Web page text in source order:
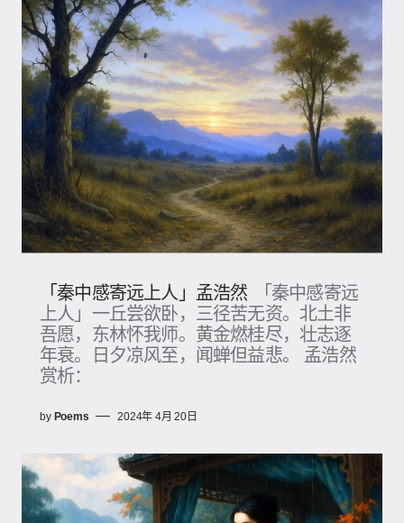
「秦中感寄远上人」孟浩然
「秦中感寄远
上人」一丘尝欲卧，三径苦无资。北土非
吾愿，东林怀我师。黄金燃桂尽，壮志逐
年衰。日夕凉风至，闻蝉但益悲。 孟浩然
赏析：
by Poems 2024年 4月 20日